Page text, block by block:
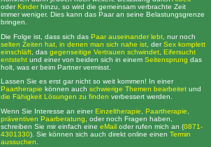
oderKinderhinzu, so wird die gemeinsam verbrachte Zeit
immer weniger. Dies kann das Paar an seine Belastungsgrenze
bringen.
Die Folge ist, dass sich das Paar auseinander lebt , nur noch
selten Zeiten hat, in denen man sich nahe ist , derSex komplett
einschläft , das gegenseitige Vertrauen schwindet Eifersucht
entsteht und einer von beiden sich in einem Seitensprung das
holt, was er beim Partner vermisst.
Lassen Sie es erst gar nicht so weit kommen! In einer
Paartherapie können auch schwierige Themen bearbeitet und
die Fähigkeit Lösungen zu finden verbessert werden.
Wenn Sie Interesse an einerEinzeltherapie Paartherapie
präventiven Paarberatung , oder noch Fragen haben,
schreiben Sie mir einfach eine eMail oder rufen mich an (0871-
4301330). Sie können sich auch direkt online einen Termin
aussuchen